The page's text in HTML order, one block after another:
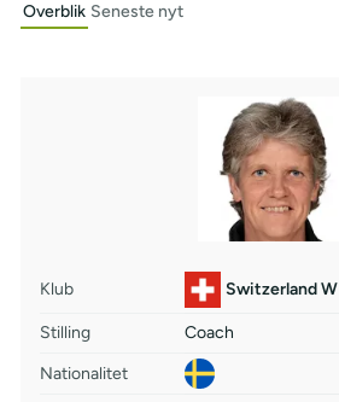
Overblik Seneste nyt
Klub Switzerland W
Stilling
Coach
Nationalitet